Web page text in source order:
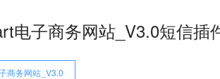
电子商务网站_V3.0短信插
商务网站_V3.0